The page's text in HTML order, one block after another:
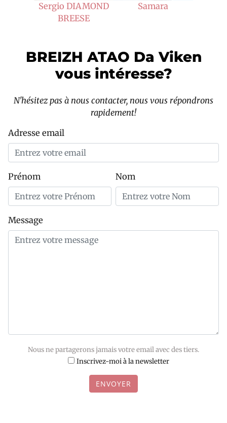
Sergio DIAMOND
BREESE
Samara
BREIZH ATAO Da Viken
vous intéresse?
N'hésitez pas à nous contacter, nous vous répondrons
rapidement!
Adresse email
Prénom Nom
Message
Nous ne partagerons jamais votre email avec des tiers.
Inscrivez-moi à la newsletter
ENVOYER